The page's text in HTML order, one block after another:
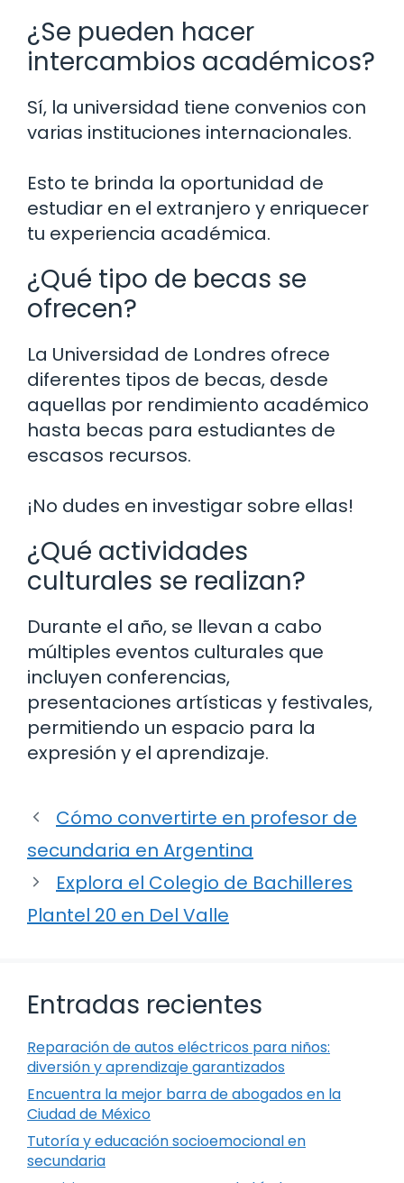
¿Se pueden hacer
intercambios académicos?
Sí, la universidad tiene convenios con
varias instituciones internacionales.
Esto te brinda la oportunidad de
estudiar en el extranjero y enriquecer
tu experiencia académica.
¿Qué tipo de becas se
ofrecen?
La Universidad de Londres ofrece
diferentes tipos de becas, desde
aquellas por rendimiento académico
hasta becas para estudiantes de
escasos recursos.
¡No dudes en investigar sobre ellas!
¿Qué actividades
culturales se realizan?
Durante el año, se llevan a cabo
múltiples eventos culturales que
incluyen conferencias,
presentaciones artísticas y festivales,
permitiendo un espacio para la
expresión y el aprendizaje.
Cómo convertirte en profesor de
secundaria en Argentina
Explora el Colegio de Bachilleres
Plantel 20 en Del Valle
Entradas recientes
Reparación de autos eléctricos para niños:
diversión y aprendizaje garantizados
Encuentra la mejor barra de abogados en la
Ciudad de México
Tutoría y educación socioemocional en
secundaria